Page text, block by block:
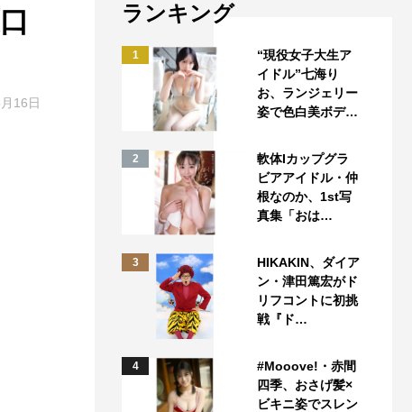
16日
ランキング
1
“現役女子大生ア
イドル”七海り
お、ランジェリー
姿で色白美ボデ…
2
軟体Iカップグラ
ビアアイドル・仲
根なのか、1st写
真集「おは…
3
HIKAKIN、ダイア
ン・津田篤宏がド
リフコントに初挑
戦『ド…
4
#Mooove!・赤間
四季、おさげ髪×
ビキニ姿でスレン